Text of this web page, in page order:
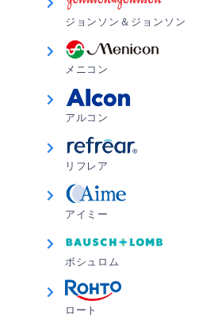
という点で若干不安ではありまし
問題ないので満足です。
しに付けた
全く一緒で違和感なく自分には合
のシンシア製品を使っていました
少し抑えたいと思い同じシンシア
商品を購入させていただきまし
ていますが、目薬不要です。1日乾
ジョンソン＆ジョンソン
メニコン
アルコン
リフレア
アイミー
ボシュロム
ロート